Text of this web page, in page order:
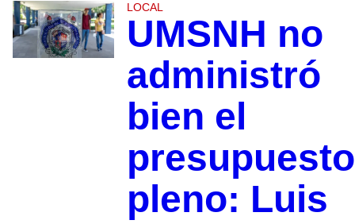
LOCAL
UMSNH no
administró
bien el
presupuesto
pleno: Luis